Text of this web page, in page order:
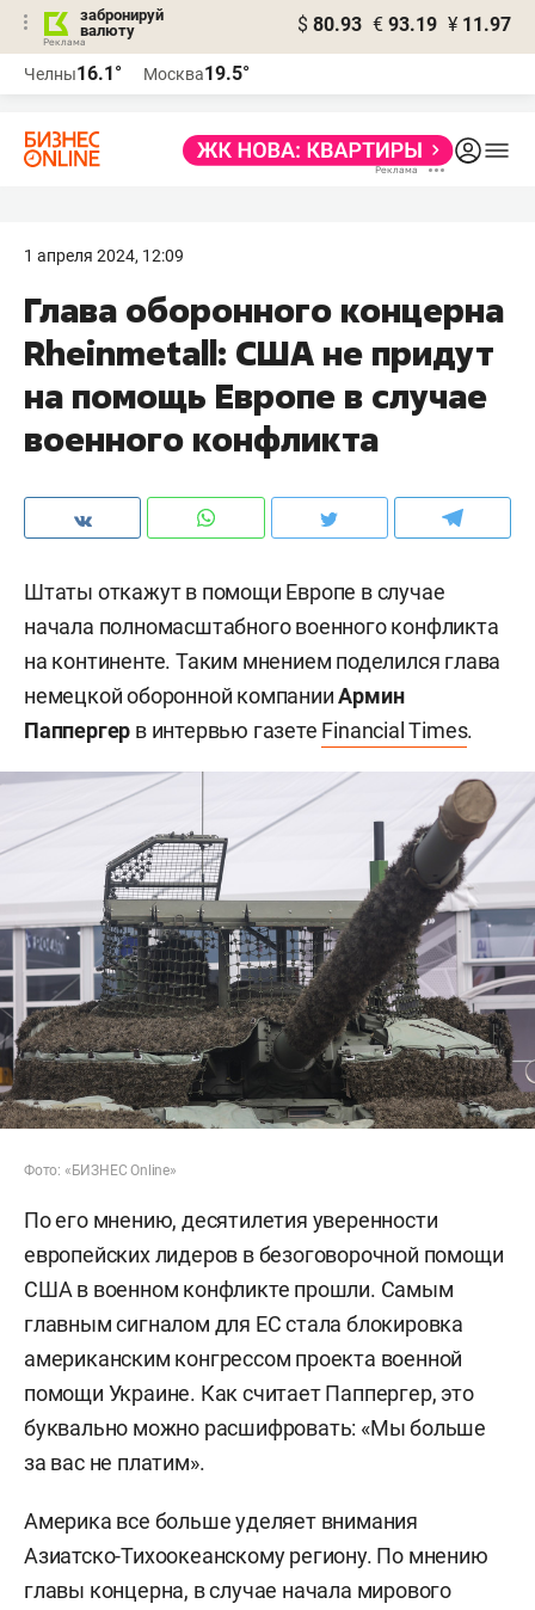
забронируй
валюту
$ 80.93 € 93.19 ¥ 11.97
Челны16.1° Москва19.5°
1 апреля 2024, 12:09
Глава оборонного концерна
Rheinmetall: США не придут
на помощь Европе в случае
военного конфликта
Штаты откажут в помощи Европе в случае
начала полномасштабного военного конфликта
на континенте. Таким мнением поделился глава
немецкой оборонной компанииАрмин
Паппергер в интервью газете Financial Times.
Фото: «БИЗНЕС Online»
По его мнению, десятилетия уверенности
европейских лидеров в безоговорочной помощи
США в военном конфликте прошли. Самым
главным сигналом для ЕС стала блокировка
американским конгрессом проекта военной
помощи Украине. Как считает Паппергер, это
буквально можно расшифровать: «Мы больше
за вас не платим».
Америка все больше уделяет внимания
Азиатско-Тихоокеанскому региону. По мнению
главы концерна, в случае начала мирового